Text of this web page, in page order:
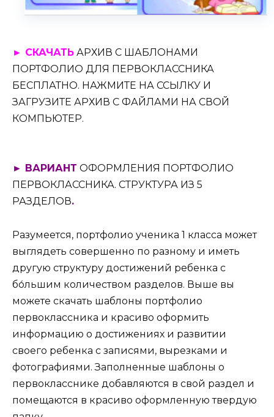
► СКАЧАТЬ АРХИВ С ШАБЛОНАМИ
ПОРТФОЛИО ДЛЯ ПЕРВОКЛАССНИКА
БЕСПЛАТНО. НАЖМИТЕ НА ССЫЛКУ И
ЗАГРУЗИТЕ АРХИВ С ФАЙЛАМИ НА СВОЙ
КОМПЬЮТЕР.
► ВАРИАНТ ОФОРМЛЕНИЯ ПОРТФОЛИО
ПЕРВОКЛАССНИКА. СТРУКТУРА ИЗ 5
РАЗДЕЛОВ.
Разумеется, портфолио ученика 1 класса может
выглядеть совершенно по разному и иметь
другую структуру достижений ребенка с
бо́льшим количеством разделов. Выше вы
можете скачать шаблоны портфолио
первоклассника и красиво оформить
информацию о достижениях и развитии
своего ребенка с записями, вырезками и
фотографиями. Заполненные шаблоны о
первокласснике добавляются в свой раздел и
помещаются в красиво оформленную твердую